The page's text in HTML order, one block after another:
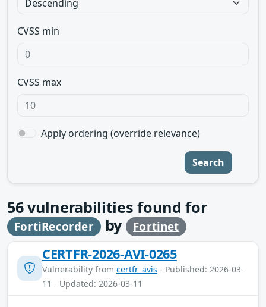
CVSS min
CVSS max
Apply ordering (override relevance)
Search
56vulnerabilities found for
FortiRecorder by Fortinet
CERTFR-2026-AVI-0265
Vulnerability from certfr_avis - Published: 2026-03-
11 - Updated: 2026-03-11